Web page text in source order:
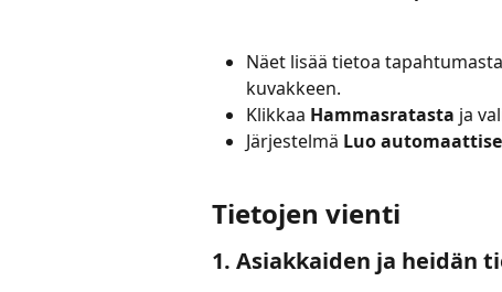
Näet lisää tietoa
kuvakkeen.
Klikkaa Hammasratasta ja
Järjestelmä Luo
Tietojen vienti
1. Asiakkaiden ja heidän